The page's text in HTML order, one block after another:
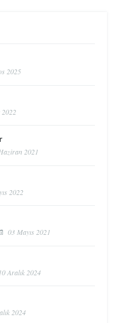
2025
2022
2021
2022
03 Mayıs 2021
10 Aralık 2024
2024